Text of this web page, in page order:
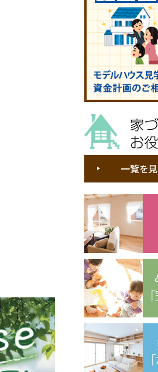
家づくりお役立ち
一覧を